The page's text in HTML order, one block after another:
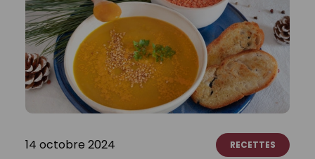
14 octobre 2024 RECETTES